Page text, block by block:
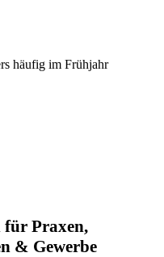
häufig im Frühjahr
für Praxen,
& Gewerbe